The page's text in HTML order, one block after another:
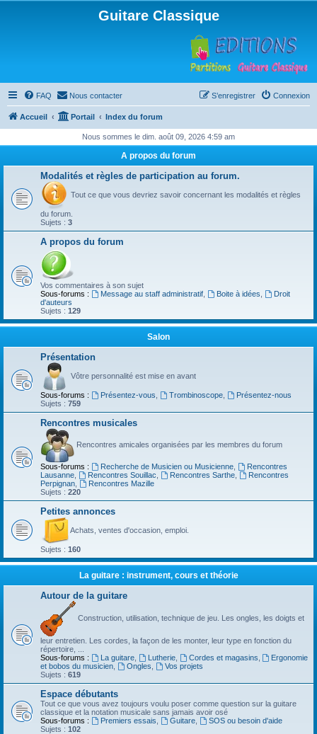
Guitare Classique
FAQ Nous contacter Connexion
S’enregistrer
Accueil Portail Index du forum
Nous sommes le dim. août 09, 2026 4:59 am
A propos du forum
Modalités et règles de participation au forum.
Tout ce que vous devriez savoir concernant les modalités et règles
du forum.
Sujets : 3
A propos du forum
Vos commentaires à son sujet
Sous-forums :
Message au staff administratif, Boite à idées
Droit
d'auteurs
Sujets : 129
Salon
Présentation
Vôtre personnalité est mise en avant
Sous-forums : Présentez-vous Trombinoscope,
Présentez-nous
Sujets : 759
Rencontres musicales
Rencontres amicales organisées par les membres du forum
Sous-forums : Recherche de Musicien ou Musicienne,
Rencontres
Lausanne
Rencontres Souillac Rencontres Sarthe,
Rencontres
Perpignan
Rencontres Mazille
Sujets : 220
Petites annonces
Achats, ventes d'occasion, emploi.
Sujets : 160
La guitare : instrument, cours et théorie
Autour de la guitare
Construction, utilisation, technique de jeu. Les ongles, les doigts et
leur entretien. Les cordes, la façon de les monter, leur type en fonction du
répertoire, ...
Sous-forums :
La guitare, Lutherie, Cordes et magasins
Ergonomie
et bobos du musicien
Ongles
Vos projets
Sujets : 619
Espace débutants
Tout ce que vous avez toujours voulu poser comme question sur la guitare
classique et la notation musicale sans jamais avoir osé
Sous-forums :
Premiers essais Guitare,
SOS ou besoin d'aide
Sujets : 102